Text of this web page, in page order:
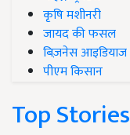
कृषि मशीनरी
जायद की फसल
बिज़नेस आइडियाज
पीएम किसान
Top Stories